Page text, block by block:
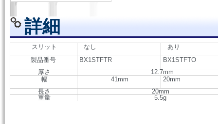
詳細
スリット なし
あり
製品番号
BX1STFTR
BX1STFTO
厚さ
12.7mm
幅
41mm
20mm
長さ
20mm
重量
5.5g